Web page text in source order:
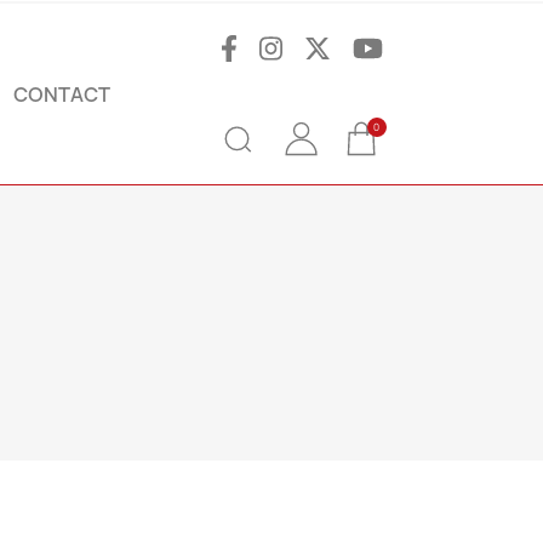
0
CONTACT